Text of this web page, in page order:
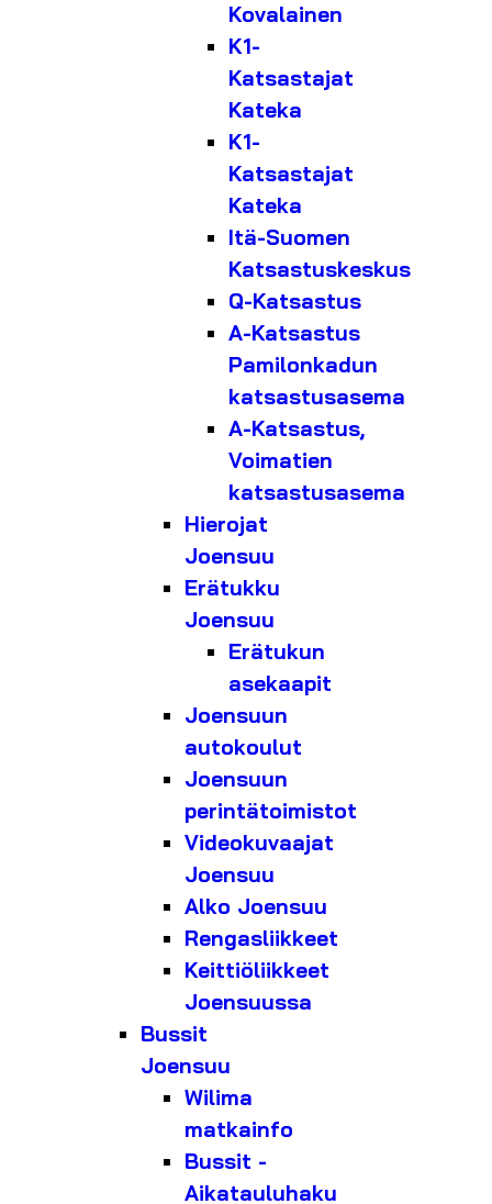
Kovalainen
K1-
Katsastajat
Kateka
K1-
Katsastajat
Kateka
Itä-Suomen
Katsastuskeskus
Q-Katsastus
A-Katsastus
Pamilonkadun
katsastusasema
A-Katsastus,
Voimatien
katsastusasema
Hierojat
Joensuu
Erätukku
Joensuu
Erätukun
asekaapit
Joensuun
autokoulut
Joensuun
perintätoimistot
Videokuvaajat
Joensuu
Alko Joensuu
Rengasliikkeet
Keittiöliikkeet
Joensuussa
Bussit
Joensuu
Wilima
matkainfo
Bussit -
Aikatauluhaku